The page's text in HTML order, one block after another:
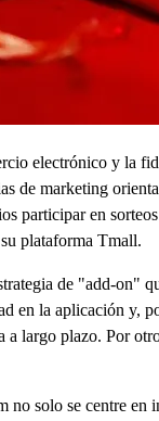
electrónico y la
de marketing
participar en
plataforma Tmall.
de "add-on"
en la aplicación y,
largo plazo. Por
solo se centre en